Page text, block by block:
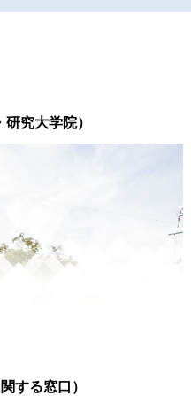
究大学院）
する窓口）